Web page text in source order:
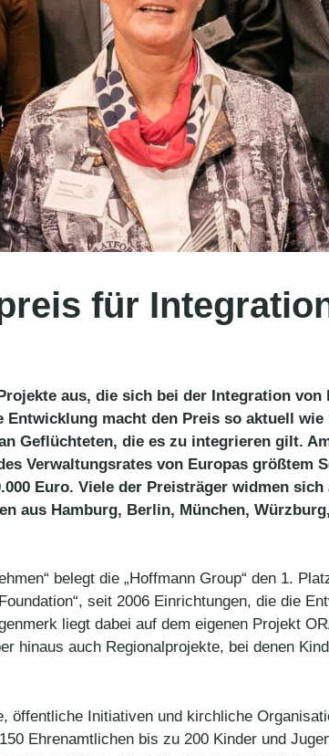
für
aus, die sich bei der Integration
macht den Preis so aktuell
Geflüchteten, die es zu integrieren gilt.
Verwaltungsrates von Europas größtem
Euro. Viele der Preisträger widmen
aus Hamburg, Berlin, München,
belegt die „Hoffmann Group“ den 1.
seit 2006 Einrichtungen, die die
liegt dabei auf dem eigenen Projekt
hinaus auch Regionalprojekte, bei denen
öffentliche Initiativen und kirchliche
Ehrenamtlichen bis zu 200 Kinder und